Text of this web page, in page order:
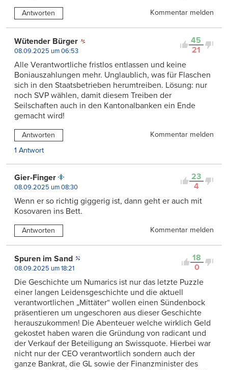
Antworten Kommentar melden
45
21
Wütender Bürger
08.09.2025 um 06:53
Alle Verantwortliche fristlos entlassen und keine
Boniauszahlungen mehr. Unglaublich, was für Flaschen
sich in den Staatsbetrieben herumtreiben. Lösung: nur
noch SVP wählen, damit diesem Treiben der
Seilschaften auch in den Kantonalbanken ein Ende
gemacht wird!
Antworten
Kommentar melden
1 Antwort
23
4
Gier-Finger
08.09.2025 um 08:30
Wenn er so richtig giggerig ist, dann geht er auch mit
Kosovaren ins Bett.
Antworten Kommentar melden
18
0
Spuren im Sand
08.09.2025 um 18:21
Die Geschichte um Numarics ist nur das letzte Puzzle
einer langen Leidensgeschichte und die aktuell
verantwortlichen „Mittäter“ wollen einen Sündenbock
präsentieren um ungeschoren aus dieser Geschichte
herauszukommen! Die Abenteuer welche wirklich Geld
gekostet haben waren die Gründung von radicant und
der Verkauf der Beteiligung an Swissquote. Hierbei war
nicht nur der CEO verantwortlich sondern auch der
ganze Bankrat, die GL sowie der Finanzminister des